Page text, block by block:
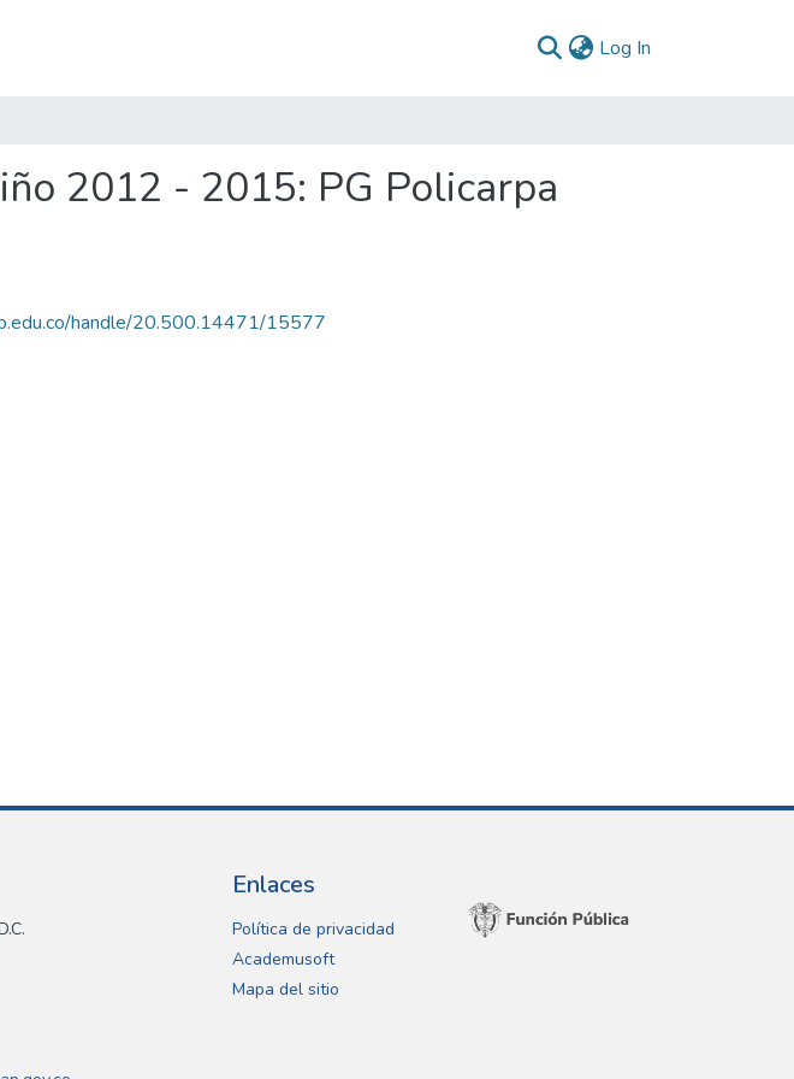
Log In
2012 - 2015: PG Policarpa
handle/20.500.14471/15577
Enlaces
Política de privacidad
Academusoft
Mapa del sitio